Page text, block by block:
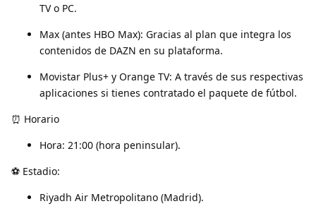
TV o PC.
Max (antes HBO Max): Gracias al plan que integra los
contenidos de DAZN en su plataforma.
Movistar Plus+ y Orange TV: A través de sus respectivas
aplicaciones si tienes contratado el paquete de fútbol.
⏰ Horario
Hora: 21:00 (hora peninsular).
⚽ Estadio:
Riyadh Air Metropolitano (Madrid).